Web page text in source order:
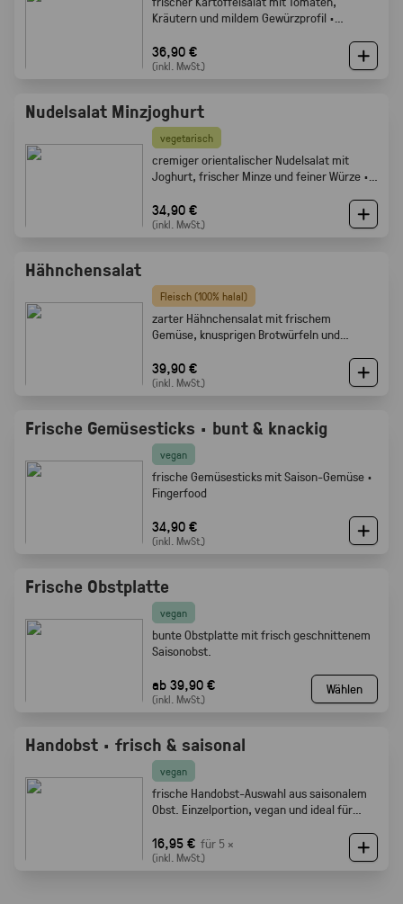
Kräutern und mildem Gewürzprofil ·
36,90 €
(inkl. MwSt.)
Nudelsalat Minzjoghurt
vegetarisch
cremiger orientalischer Nudelsalat mit
Joghurt, frischer Minze und feiner Würze ·
34,90 €
(inkl. MwSt.)
Hähnchensalat
Fleisch (100% halal)
zarter Hähnchensalat mit frischem
Gemüse, knusprigen Brotwürfeln und
39,90 €
(inkl. MwSt.)
Frische Gemüsesticks · bunt & knackig
vegan
frische Gemüsesticks mit Saison-Gemüse ·
Fingerfood
34,90 €
(inkl. MwSt.)
Frische Obstplatte
vegan
bunte Obstplatte mit frisch geschnittenem
Saisonobst.
ab 39,90 €
(inkl. MwSt.)
Wählen
Handobst · frisch & saisonal
vegan
frische Handobst-Auswahl aus saisonalem
Obst. Einzelportion, vegan und ideal für
16,95 € für 5 ×
(inkl. MwSt.)